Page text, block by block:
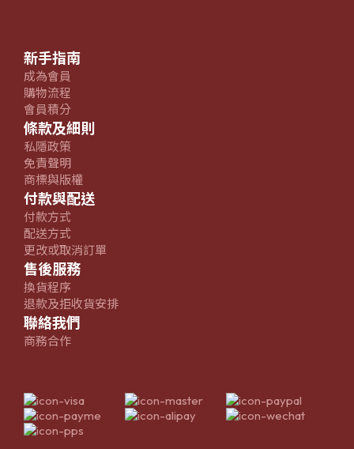
新手指南
成為會員
購物流程
會員積分
條款及細則
私隱政策
免責聲明
商標與版權
付款與配送
付款方式
配送方式
更改或取消訂單
售後服務
換貨程序
退款及拒收貨安排
聯絡我們
商務合作